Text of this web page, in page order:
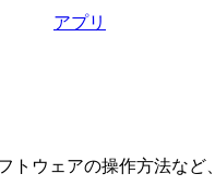
アプリ
トウェアの操作方法など